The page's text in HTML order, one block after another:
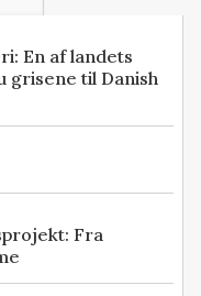
En af landets
grisene til Danish
Fra